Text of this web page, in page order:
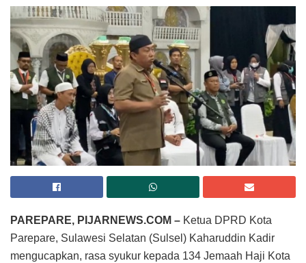
PAREPARE, PIJARNEWS.COM – Ketua DPRD Kota
Parepare, Sulawesi Selatan (Sulsel) Kaharuddin Kadir
mengucapkan, rasa syukur kepada 134 Jemaah Haji Kota